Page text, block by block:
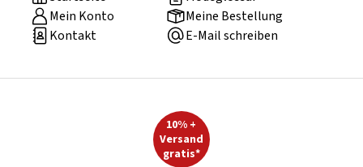
Mein Konto
Meine Bestellung
Kontakt
E-Mail schreiben
10% +
Versand
gratis*